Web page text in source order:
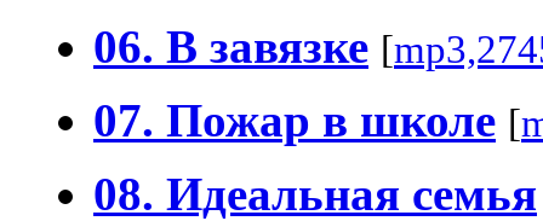
06. В завязке [
07. Пожар в школе [
08. Идеальная семья